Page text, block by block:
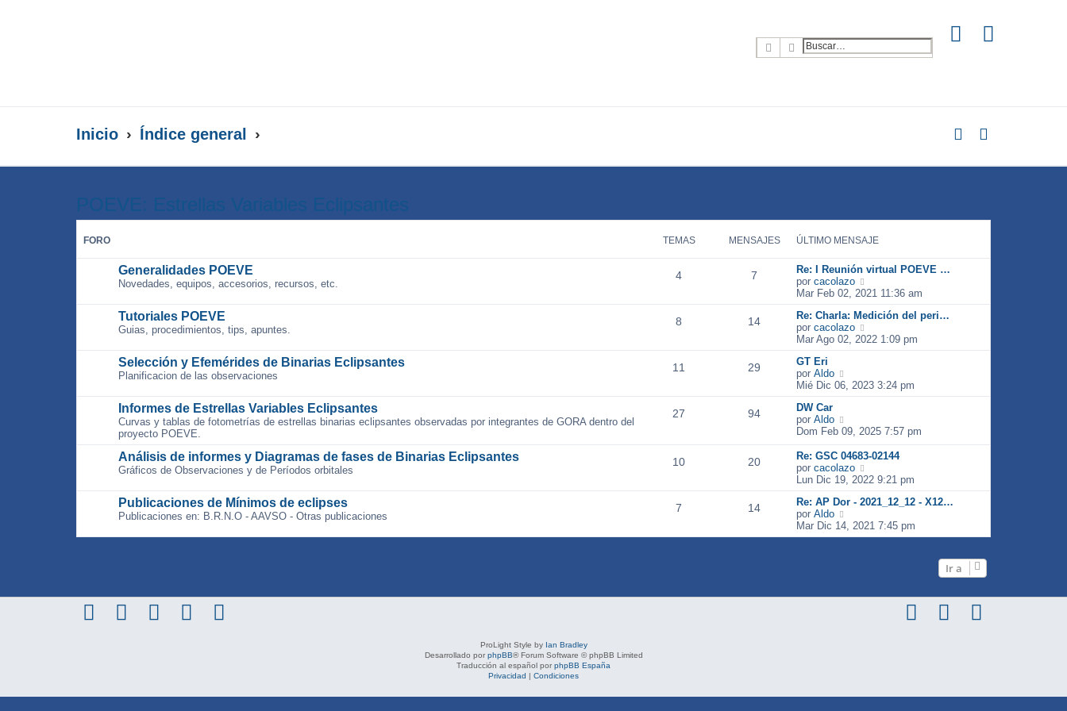
BuscarBúsqueda avanzada
Inicio Índice general
POEVE: Estrellas Variables Eclipsantes
FORO TEMAS MENSAJES ÚLTIMO MENSAJE
Generalidades POEVE
Novedades, equipos, accesorios, recursos, etc.
4 7
Re: I Reunión virtual POEVE …
por cacolazo
e
r
ú
t
i
m
e
a
j
e
Mar Feb 02, 2021 11:36 am
Tutoriales POEVE
Guias, procedimientos, tips, apuntes.
8 14
Re: Charla: Medición del peri…
por cacolazo
e
r
t
i
m
e
n
a
j
e
Mar Ago 02, 2022 1:09 pm
Selección y Efemérides de Binarias Eclipsantes
Planificacion de las observaciones
11 29
GT Eri
por Aldo
r
t
i
m
o
m
e
n
a
j
Mié Dic 06, 2023 3:24 pm
Informes de Estrellas Variables Eclipsantes
Curvas y tablas de fotometrías de estrellas binarias eclipsantes observadas por integrantes de GORA dentro del
proyecto POEVE.
27 94
DW Car
por Aldo
e
r
ú
l
i
m
m
e
e
Dom Feb 09, 2025 7:57 pm
Análisis de informes y Diagramas de fases de Binarias Eclipsantes
Gráficos de Observaciones y de Períodos orbitales
10 20
Re: GSC 04683-02144
por cacolazo
e
r
ú
t
i
n
Lun Dic 19, 2022 9:21 pm
Publicaciones de Mínimos de eclipses
Publicaciones en: B.R.N.O - AAVSO - Otras publicaciones
7 14
Re: AP Dor - 2021_12_12 - X12…
por Aldo
r
m
Mar Dic 14, 2021 7:45 pm
Ir a
ProLight Style by Ian Bradley
Desarrollado por phpBB® Forum Software © phpBB Limited
Traducción al español por phpBB España
Privacidad | Condiciones